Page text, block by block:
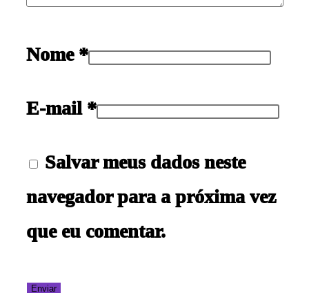
Nome *
E-mail *
Salvar meus dados neste
navegador para a próxima vez
que eu comentar.